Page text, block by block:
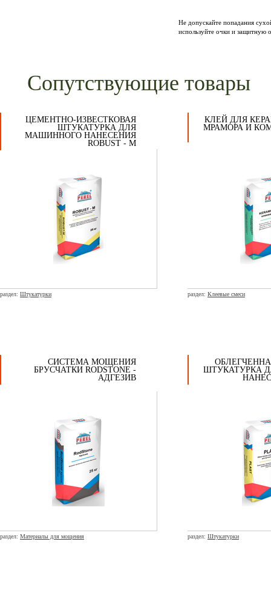
Не допускайте попадания
используйте очки и защитную
Сопутствующие товары
ЦЕМЕНТНО-ИЗВЕСТКОВАЯ
ШТУКАТУРКА ДЛЯ
МАШИННОГО НАНЕСЕНИЯ
ROBUST - M
раздел: Штукатурки
КЛЕЙ ДЛЯ
МРАМОРА И
раздел: Клеевые смеси
СИСТЕМА МОЩЕНИЯ
БРУСЧАТКИ RODSTONE -
АДГЕЗИВ
раздел: Материалы для мощения
ШТУКАТУРКА
раздел: Штукатурки